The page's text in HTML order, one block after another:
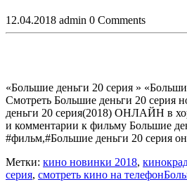
12.04.2018 admin 0 Comments
«Большие деньги 20 серия »
Смотреть Большие деньги 20 серия
деньги 20 серия(2018) ОНЛАЙН в
и комментарии к фильму Большие
#фильм,#Большие деньги 20 серия
Метки: кино новинки 2018,
серия, смотреть кино на